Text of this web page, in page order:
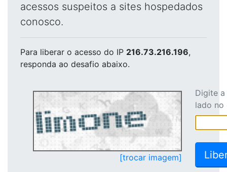
acessos suspeitos a sites hospedados
conosco.
Para liberar o acesso do IP 216.73.216.196,
responda ao desafio abaixo.
[trocar imagem]
Digite
lado no